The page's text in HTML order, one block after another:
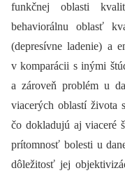
funkčnej oblasti
behaviorálnu oblasť
(depresívne ladenie) a
v komparácii s inými
a zároveň problém u
viacerých oblastí života
čo dokladujú aj viaceré
prítomnosť bolesti u
dôležitosť jej